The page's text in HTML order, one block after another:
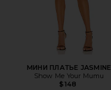
МИНИ ПЛАТЬЕ JASMINE
Show Me Your Mumu
$148